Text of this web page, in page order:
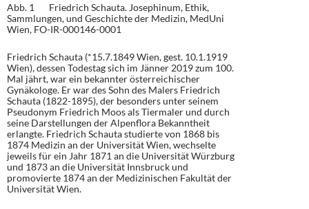
Abb. 1 Friedrich Schauta. Josephinum, Ethik,
Sammlungen, und Geschichte der Medizin, MedUni
Wien, FO-IR-000146-0001
Friedrich Schauta (*15.7.1849 Wien, gest. 10.1.1919
Wien), dessen Todestag sich im Jänner 2019 zum 100.
Mal jährt, war ein bekannter österreichischer
Gynäkologe. Er war des Sohn des Malers Friedrich
Schauta (1822-1895), der besonders unter seinem
Pseudonym Friedrich Moos als Tiermaler und durch
seine Darstellungen der Alpenflora Bekanntheit
erlangte. Friedrich Schauta studierte von 1868 bis
1874 Medizin an der Universität Wien, wechselte
jeweils für ein Jahr 1871 an die Universität Würzburg
und 1873 an die Universität Innsbruck und
promovierte 1874 an der Medizinischen Fakultät der
Universität Wien.